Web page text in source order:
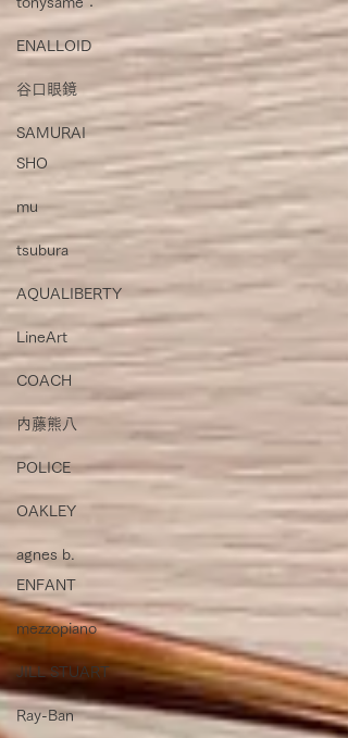
ENALLOID
谷口眼鏡
SAMURAI
SHO
mu
tsubura
AQUALIBERTY
LineArt
COACH
内藤熊八
POLICE
OAKLEY
agnes b.
ENFANT
mezzopiano
JILL STUART
Ray-Ban